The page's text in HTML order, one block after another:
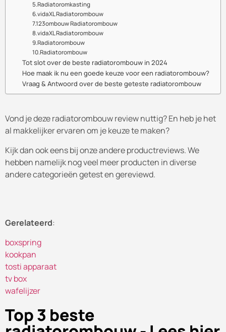
Top 3 beste
5.Radiatoromkasting
6.vidaXL Radiatorombouw
7.123ombouw Radiatorombouw
8.vidaXL Radiatorombouw
9.Radiatorombouw
10.Radiatorombouw
Tot slot over de beste radiatorombouw in 2024
Hoe maak ik nu een goede keuze voor een radiatorombouw?
Vraag & Antwoord over de beste geteste radiatorombouw
Vond je deze radiatorombouw review nuttig? En heb je het
al makkelijker ervaren om je keuze te maken?
Kijk dan ook eens bij onze andere productreviews. We
hebben namelijk nog veel meer producten in diverse
andere categorieën getest en gereviewd.
Gerelateerd:
boxspring
kookpan
tosti apparaat
tv box
wafelijzer